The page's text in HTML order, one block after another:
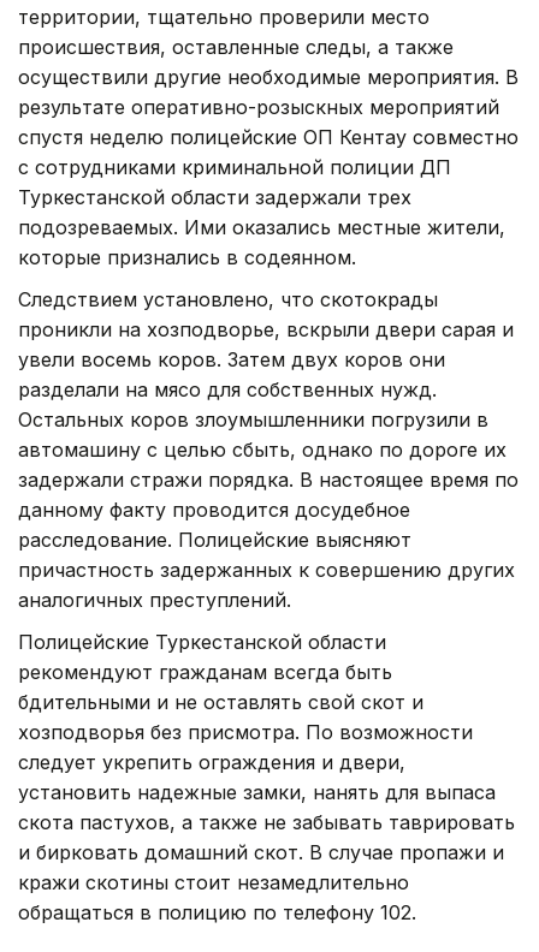
территории, тщательно проверили место
происшествия, оставленные следы, а также
осуществили другие необходимые мероприятия. В
результате оперативно-розыскных мероприятий
спустя неделю полицейские ОП Кентау совместно
с сотрудниками криминальной полиции ДП
Туркестанской области задержали трех
подозреваемых. Ими оказались местные жители,
которые признались в содеянном.
Следствием установлено, что скотокрады
проникли на хозподворье, вскрыли двери сарая и
увели восемь коров. Затем двух коров они
разделали на мясо для собственных нужд.
Остальных коров злоумышленники погрузили в
автомашину с целью сбыть, однако по дороге их
задержали стражи порядка. В настоящее время по
данному факту проводится досудебное
расследование. Полицейские выясняют
причастность задержанных к совершению других
аналогичных преступлений.
Полицейские Туркестанской области
рекомендуют гражданам всегда быть
бдительными и не оставлять свой скот и
хозподворья без присмотра. По возможности
следует укрепить ограждения и двери,
установить надежные замки, нанять для выпаса
скота пастухов, а также не забывать таврировать
и бирковать домашний скот. В случае пропажи и
кражи скотины стоит незамедлительно
обращаться в полицию по телефону 102.